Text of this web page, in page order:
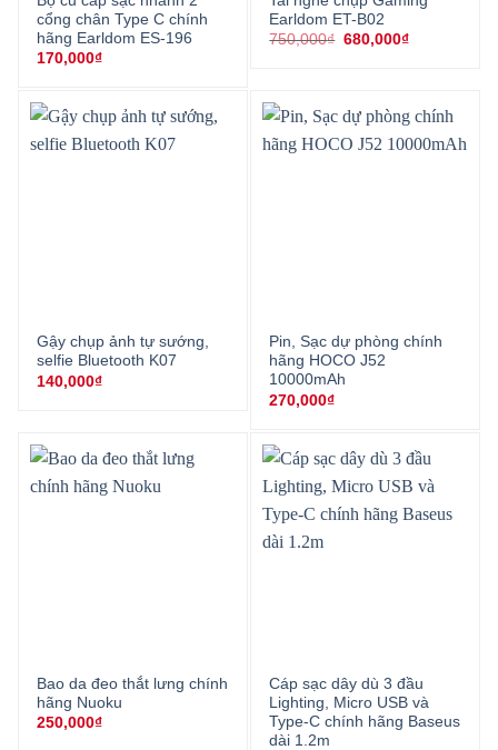
cổng chân Type C chính
hãng Earldom ES-196
170,000₫
Earldom ET-B02
750,000₫ Giá
680,000₫Giá
Gậy chụp ảnh tự sướng,
selfie Bluetooth K07
140,000₫
Pin, Sạc dự phòng chính
hãng HOCO J52
10000mAh
270,000₫
Bao da đeo thắt lưng chính
hãng Nuoku
250,000₫
Cáp sạc dây dù 3 đầu
Lighting, Micro USB và
Type-C chính hãng Baseus
dài 1.2m